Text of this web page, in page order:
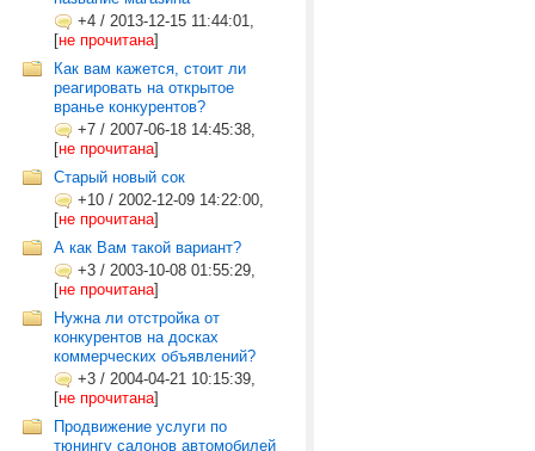
+4 / 2013-12-15 11:44:01,
[не прочитана]
Как вам кажется, стоит ли
реагировать на открытое
вранье конкурентов?
+7 / 2007-06-18 14:45:38,
[не прочитана]
Старый новый сок
+10 / 2002-12-09 14:22:00,
[не прочитана]
А как Вам такой вариант?
+3 / 2003-10-08 01:55:29,
[не прочитана]
Нужна ли отстройка от
конкурентов на досках
коммерческих объявлений?
+3 / 2004-04-21 10:15:39,
[не прочитана]
Продвижение услуги по
тюнингу салонов автомобилей